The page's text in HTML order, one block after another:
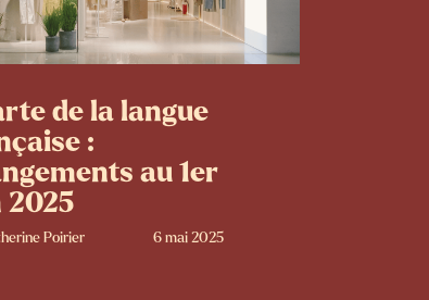
de la langue
:
au 1er
2025
Poirier 6 mai 2025